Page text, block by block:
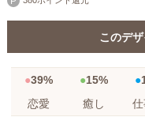
このデ
39% 15%
恋愛
癒し